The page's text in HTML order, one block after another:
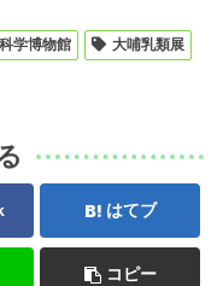
学博物館 大哺乳類展
はてブ
コピー